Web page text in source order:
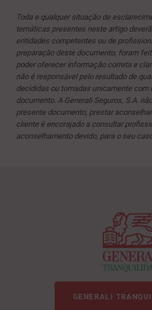
Toda e qualquer situação de
temáticas presentes neste artigo
entidades competentes ou de
preparação deste documento, foram
poder oferecer informação correta e
não é responsável pelo resultado de
decididas ou tomadas unicamente com
documento. A Generali Seguros, S.A.
presente documento, prestar
cliente é encorajado a consultar
aconselhamento devido, para o seu
GENERALI